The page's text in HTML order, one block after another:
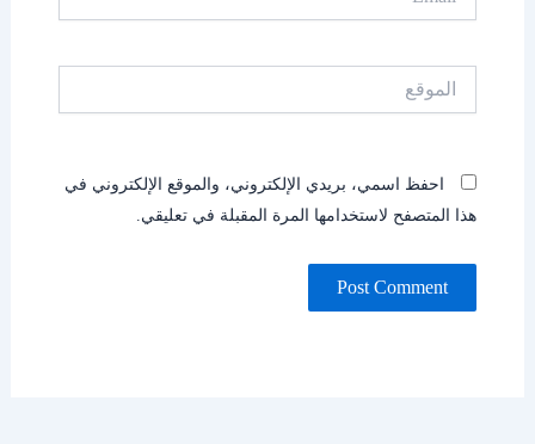
احفظ اسمي، بريدي الإلكتروني، والموقع الإلكتروني في
هذا المتصفح لاستخدامها المرة المقبلة في تعليقي.